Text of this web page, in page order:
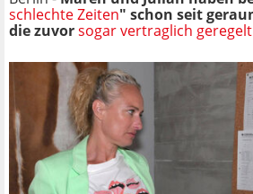
schlechte Zeiten" schon seit
die zuvorsogar vertraglich geregelt